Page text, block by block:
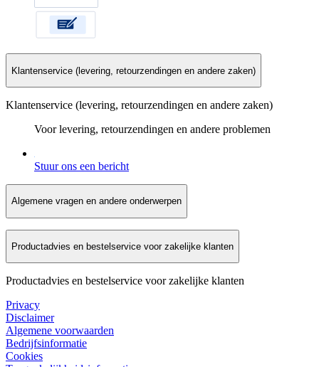
Klantenservice (levering, retourzendingen en andere zaken)
Klantenservice (levering, retourzendingen en andere zaken)
Voor levering, retourzendingen en andere problemen
Stuur ons een bericht
Algemene vragen en andere onderwerpen
Productadvies en bestelservice voor zakelijke klanten
Productadvies en bestelservice voor zakelijke klanten
Privacy
Disclaimer
Algemene voorwaarden
Bedrijfsinformatie
Cookies